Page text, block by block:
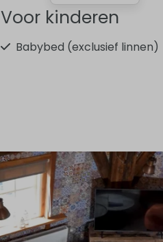
Voor kinderen
Babybed (exclusief linnen)
Algemeen